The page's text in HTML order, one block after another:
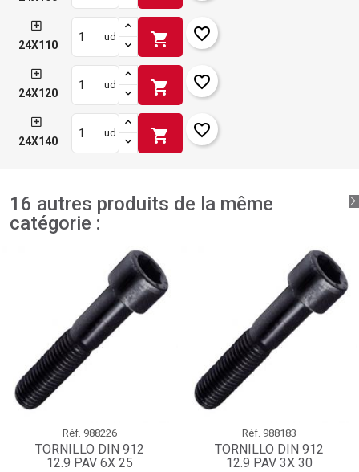
24X110
ud shopping_cart favorite_border
24X120
ud shopping_cart favorite_border
24X140
ud shopping_cart favorite_border
16 autres produits de la même
catégorie :
Réf. 988226
TORNILLO DIN 912
12.9 PAV 6X 25
Réf. 988183
TORNILLO DIN 912
12.9 PAV 3X 30